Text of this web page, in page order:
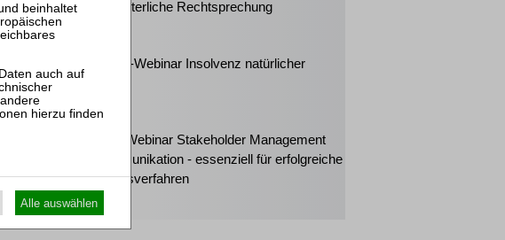
Höchstrichterliche Rechtsprechung
Mitarbeiter-Webinar Insolvenz natürlicher
Personen
25.11.2026
Praktiker-Webinar Stakeholder Management
und Kommunikation - essenziell für erfolgreiche
Sanierungsverfahren
Alle auswählen